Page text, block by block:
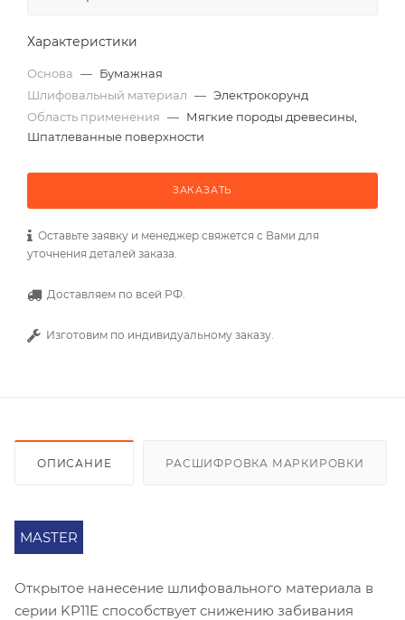
Характеристики
Основа — Бумажная
Шлифовальный материал — Электрокорунд
Область применения — Мягкие породы древесины,
Шпатлеванные поверхности
ЗАКАЗАТЬ
Оставьте заявку и менеджер свяжется с Вами для
уточнения деталей заказа.
Доставляем по всей РФ.
Изготовим по индивидуальному заказу.
ОПИСАНИЕ РАСШИФРОВКА МАРКИРОВКИ
MASTER
Открытое нанесение шлифовального материала в
серии KP11E способствует снижению забивания